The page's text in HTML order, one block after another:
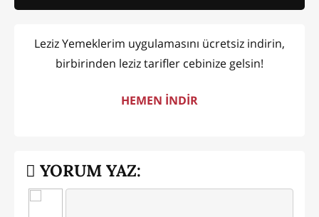
Leziz Yemeklerim uygulamasını ücretsiz indirin,
birbirinden leziz tarifler cebinize gelsin!
HEMEN İNDİR
YORUM YAZ: